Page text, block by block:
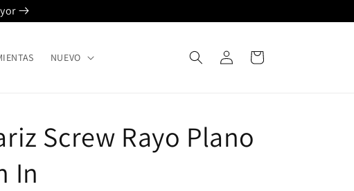
NUEVO
Iniciar
sesión
Carrito
Screw Rayo Plano
In